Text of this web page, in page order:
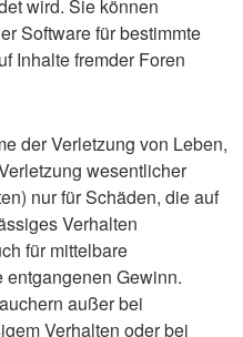
wird. Sie können
Software für bestimmte
Inhalte fremder Foren
der Verletzung von Leben,
wesentlicher
nur für Schäden, die auf
Verhalten
für mittelbare
Gewinn.
außer bei
Verhalten oder bei